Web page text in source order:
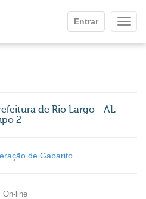
Entrar
de Rio Largo - AL -
2
de Gabarito
On-line